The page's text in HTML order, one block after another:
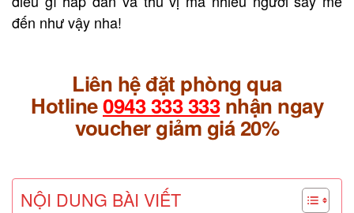
đến như vậy nha!
Liên hệ đặt phòng qua
Hotline0943 333 333 nhận ngay
voucher giảm giá 20%
NỘI DUNG BÀI VIẾT